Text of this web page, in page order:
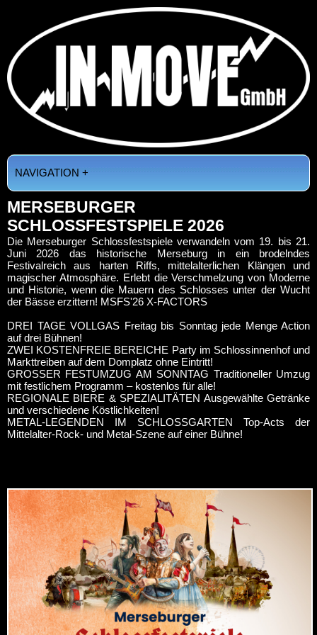
NAVIGATION +
MERSEBURGER
SCHLOSSFESTSPIELE 2026
Die Merseburger Schlossfestspiele verwandeln vom 19. bis 21.
Juni 2026 das historische Merseburg in ein brodelndes
Festivalreich aus harten Riffs, mittelalterlichen Klängen und
magischer Atmosphäre. Erlebt die Verschmelzung von Moderne
und Historie, wenn die Mauern des Schlosses unter der Wucht
der Bässe erzittern! MSFS'26 X-FACTORS
DREI TAGE VOLLGAS Freitag bis Sonntag jede Menge Action
auf drei Bühnen!
ZWEI KOSTENFREIE BEREICHE Party im Schlossinnenhof und
Markttreiben auf dem Domplatz ohne Eintritt!
GROSSER FESTUMZUG AM SONNTAG Traditioneller Umzug
mit festlichem Programm – kostenlos für alle!
REGIONALE BIERE & SPEZIALITÄTEN Ausgewählte Getränke
und verschiedene Köstlichkeiten!
METAL-LEGENDEN IM SCHLOSSGARTEN Top-Acts der
Mittelalter-Rock- und Metal-Szene auf einer Bühne!